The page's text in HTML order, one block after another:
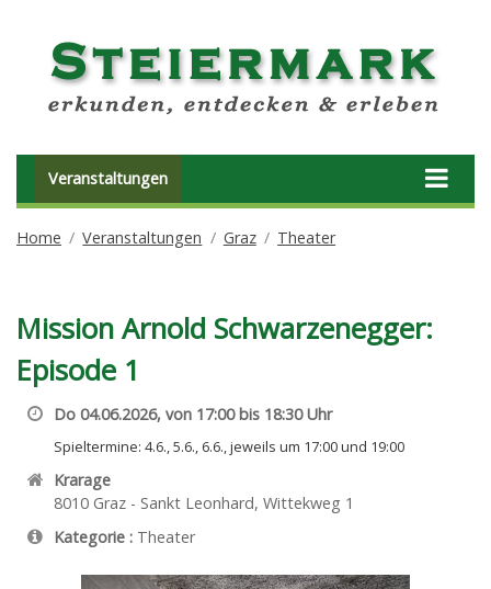
Veranstaltungen
Home Veranstaltungen Graz Theater
Mission Arnold Schwarzenegger:
Episode 1
Do 04.06.2026, von 17:00 bis 18:30 Uhr
Spieltermine: 4.6., 5.6., 6.6., jeweils um 17:00 und 19:00
Krarage
8010 Graz - Sankt Leonhard,Wittekweg 1
Kategorie : Theater